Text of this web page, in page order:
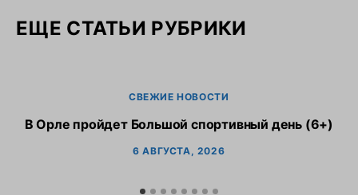
ЕЩЕ СТАТЬИ РУБРИКИ
СВЕЖИЕ НОВОСТИ
В Орле пройдет Большой спортивный день (6+)
6 АВГУСТА, 2026